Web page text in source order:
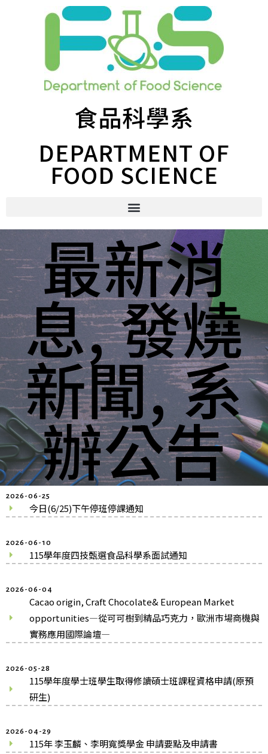
食品科學系
DEPARTMENT OF
FOOD SCIENCE
最新消
息,發燒
新聞,系
辦公告
2026-06-25
今日(6/25)下午停班停課通知
2026-06-10
115學年度四技甄選食品科學系面試通知
2026-06-04
Cacao origin, Craft Chocolate& European Market
opportunities—從可可樹到精品巧克力，歐洲市場商機與
實務應用國際論壇—
2026-05-28
115學年度學士班學生取得修讀碩士班課程資格申請(原預
研生)
2026-04-29
115年 李玉麟、李明寬獎學金 申請要點及申請書